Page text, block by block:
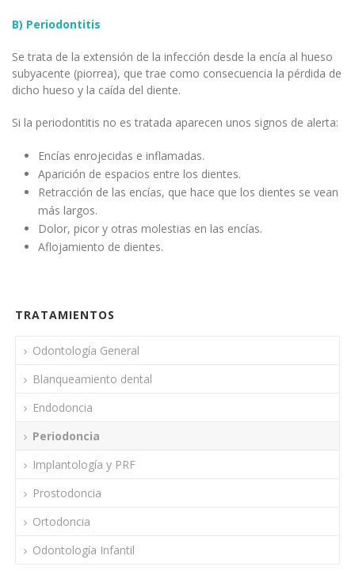
B) Periodontitis
Se trata de la extensión de la infección desde la encía al hueso
subyacente (piorrea), que trae como consecuencia la pérdida de
dicho hueso y la caída del diente.
Si la periodontitis no es tratada aparecen unos signos de alerta:
Encías enrojecidas e inflamadas.
Aparición de espacios entre los dientes.
Retracción de las encías, que hace que los dientes se vean
más largos.
Dolor, picor y otras molestias en las encías.
Aflojamiento de dientes.
TRATAMIENTOS
Odontología General
Blanqueamiento dental
Endodoncia
Periodoncia
Implantología y PRF
Prostodoncia
Ortodoncia
Odontología Infantil